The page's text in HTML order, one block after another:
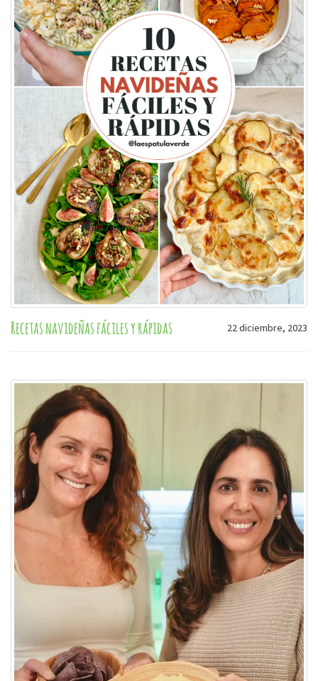
Recetas navideñas fáciles y rápidas 22 diciembre, 2023